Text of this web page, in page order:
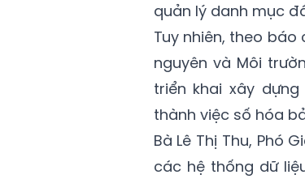
quản lý danh mục
Tuy nhiên, theo
nguyên và Môi
triển khai xây
thành việc số hóa
Bà Lê Thị Thu, Phó
các hệ thống dữ